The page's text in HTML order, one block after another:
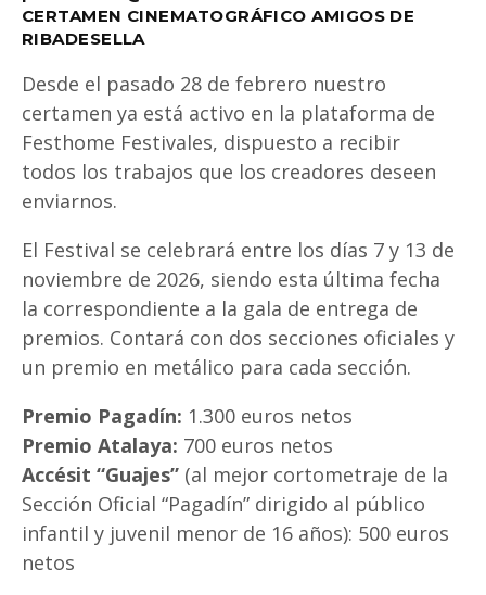
CERTAMEN CINEMATOGRÁFICO AMIGOS DE
RIBADESELLA
Desde el pasado 28 de febrero nuestro
certamen ya está activo en la plataforma de
Festhome Festivales, dispuesto a recibir
todos los trabajos que los creadores deseen
enviarnos.
El Festival se celebrará entre los días 7 y 13 de
noviembre de 2026, siendo esta última fecha
la correspondiente a la gala de entrega de
premios. Contará con dos secciones oficiales y
un premio en metálico para cada sección.
Premio Pagadín: 1.300 euros netos
Premio Atalaya: 700 euros netos
Accésit “Guajes” (al mejor cortometraje de la
Sección Oficial “Pagadín” dirigido al público
infantil y juvenil menor de 16 años): 500 euros
netos